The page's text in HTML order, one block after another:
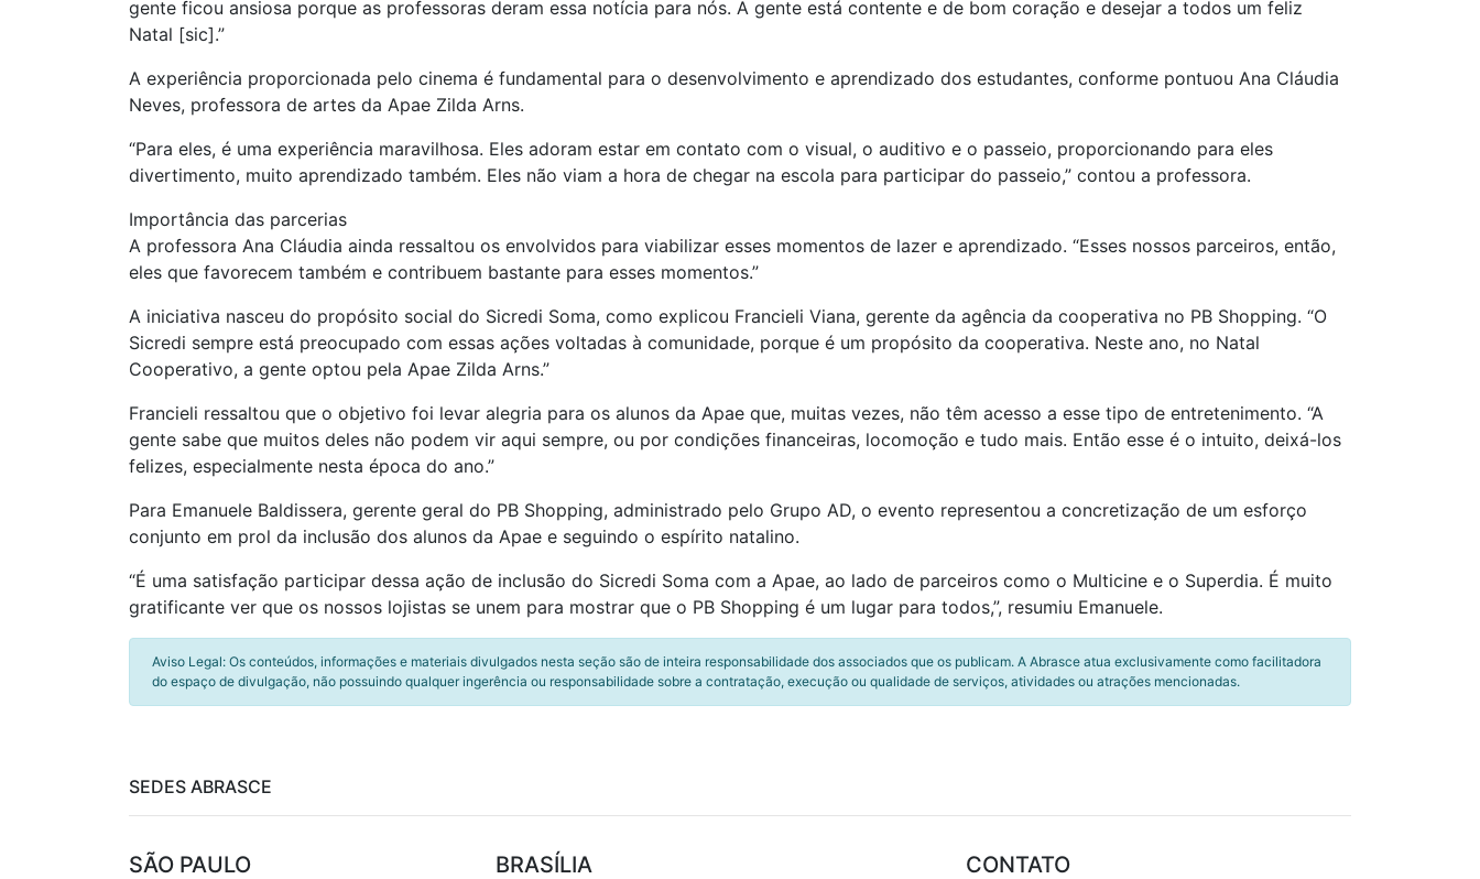
gente ficou ansiosa porque as professoras deram essa notícia para nós. A gente está contente e de bom coração e desejar a todos um feliz
Natal [sic].”
A experiência proporcionada pelo cinema é fundamental para o desenvolvimento e aprendizado dos estudantes, conforme pontuou Ana Cláudia
Neves, professora de artes da Apae Zilda Arns.
“Para eles, é uma experiência maravilhosa. Eles adoram estar em contato com o visual, o auditivo e o passeio, proporcionando para eles
divertimento, muito aprendizado também. Eles não viam a hora de chegar na escola para participar do passeio,” contou a professora.
Importância das parcerias
A professora Ana Cláudia ainda ressaltou os envolvidos para viabilizar esses momentos de lazer e aprendizado. “Esses nossos parceiros, então,
eles que favorecem também e contribuem bastante para esses momentos.”
A iniciativa nasceu do propósito social do Sicredi Soma, como explicou Francieli Viana, gerente da agência da cooperativa no PB Shopping. “O
Sicredi sempre está preocupado com essas ações voltadas à comunidade, porque é um propósito da cooperativa. Neste ano, no Natal
Cooperativo, a gente optou pela Apae Zilda Arns.”
Francieli ressaltou que o objetivo foi levar alegria para os alunos da Apae que, muitas vezes, não têm acesso a esse tipo de entretenimento. “A
gente sabe que muitos deles não podem vir aqui sempre, ou por condições financeiras, locomoção e tudo mais. Então esse é o intuito, deixá-los
felizes, especialmente nesta época do ano.”
Para Emanuele Baldissera, gerente geral do PB Shopping, administrado pelo Grupo AD, o evento representou a concretização de um esforço
conjunto em prol da inclusão dos alunos da Apae e seguindo o espírito natalino.
“É uma satisfação participar dessa ação de inclusão do Sicredi Soma com a Apae, ao lado de parceiros como o Multicine e o Superdia. É muito
gratificante ver que os nossos lojistas se unem para mostrar que o PB Shopping é um lugar para todos,”, resumiu Emanuele.
Aviso Legal: Os conteúdos, informações e materiais divulgados nesta seção são de inteira responsabilidade dos associados que os publicam. A Abrasce atua exclusivamente como facilitadora
do espaço de divulgação, não possuindo qualquer ingerência ou responsabilidade sobre a contratação, execução ou qualidade de serviços, atividades ou atrações mencionadas.
SEDES ABRASCE
SÃO PAULO BRASÍLIA CONTATO